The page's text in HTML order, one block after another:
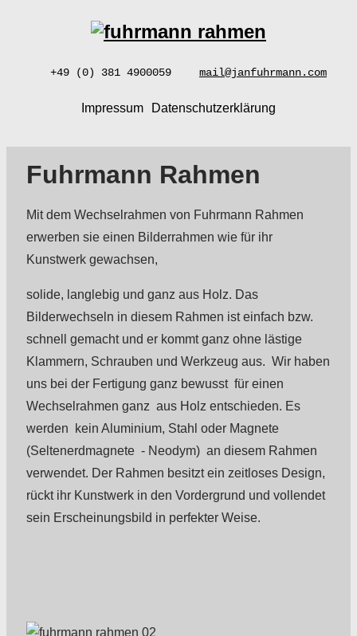
+49 (0) 381 4900059 mail@janfuhrmann.com
Impressum Datenschutzerklärung
Fuhrmann Rahmen
Mit dem Wechselrahmen von Fuhrmann Rahmen
erwerben sie einen Bilderrahmen wie für ihr
Kunstwerk gewachsen,
solide, langlebig und ganz aus Holz. Das
Bilderwechseln in diesem Rahmen ist einfach bzw.
schnell gemacht und er kommt ganz ohne lästige
Klammern, Schrauben und Werkzeug aus. Wir haben
uns bei der Fertigung ganz bewusst für einen
Wechselrahmen ganz aus Holz entschieden. Es
werden kein Aluminium, Stahl oder Magnete
(Seltenerdmagnete - Neodym) an diesem Rahmen
verwendet. Der Rahmen besitzt ein zeitloses Design,
rückt ihr Kunstwerk in den Vordergrund und vollendet
sein Erscheinungsbild in perfekter Weise.